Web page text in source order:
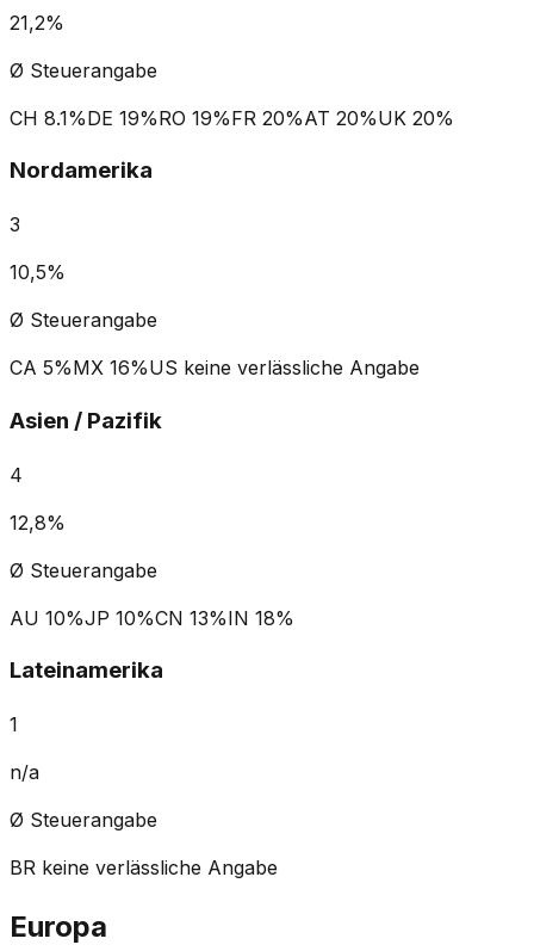
21,2%
Ø Steuerangabe
CH 8.1%DE 19%RO 19%FR 20%AT 20%UK 20%
Nordamerika
3
10,5%
Ø Steuerangabe
CA 5%MX 16%US keine verlässliche Angabe
Asien / Pazifik
4
12,8%
Ø Steuerangabe
AU 10%JP 10%CN 13%IN 18%
Lateinamerika
1
n/a
Ø Steuerangabe
BR keine verlässliche Angabe
Europa